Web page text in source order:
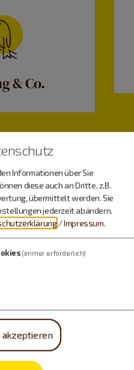
& Co.
um 9 Uhr
anzeigen
Informationen über Sie
diese auch an Dritte, z.B.
übermittelt werden. Sie
jederzeit abändern.
/Impressum.
(immer erforderlich)
akzeptieren